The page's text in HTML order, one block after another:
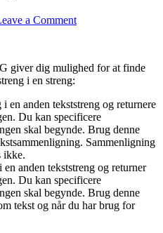
a Comment
giver dig mulighed for at finde
i en streng:
en anden tekststreng og returnere
Du kan specificere
skal begynde. Brug denne
Sammenligning
ikke.
anden tekststreng og returner
Du kan specificere
skal begynde. Brug denne
tekst og når du har brug for